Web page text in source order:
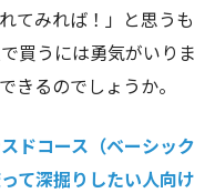
てみれば！」と思うも
買うには勇気がいりま
きるのでしょうか。
ドコース（ベーシック
て深掘りしたい人向け